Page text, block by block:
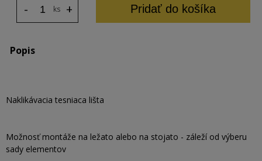
ks +
- Pridať do košíka
Popis
Naklikávacia tesniaca lišta
Možnosť montáže na ležato alebo na stojato - záleží od výberu
sady elementov